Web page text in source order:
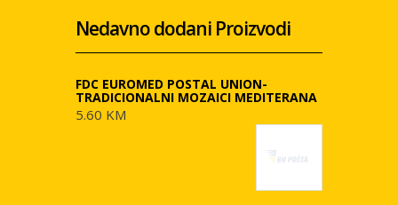
Nedavno dodani Proizvodi
FDC EUROMED POSTAL UNION-
TRADICIONALNI MOZAICI MEDITERANA
5.60 KM